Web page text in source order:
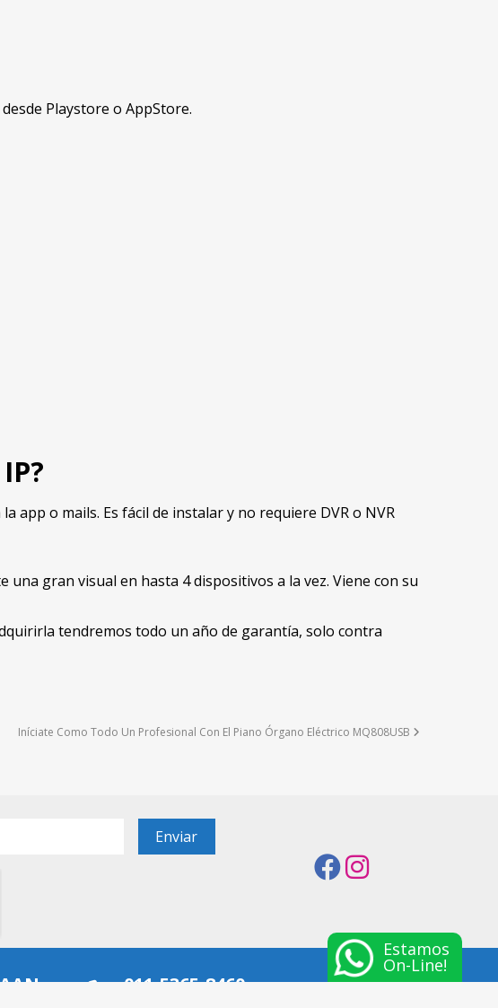
Playstore o AppStore.
?
app o mails. Es fácil de instalar y no requiere DVR o NVR
gran visual en hasta 4 dispositivos a la vez. Viene con su
tendremos todo un año de garantía, solo contra
Iníciate Como Todo Un Profesional Con El Piano Órgano Eléctrico MQ808USB
011-5365-8460
Estamos
On-Line!